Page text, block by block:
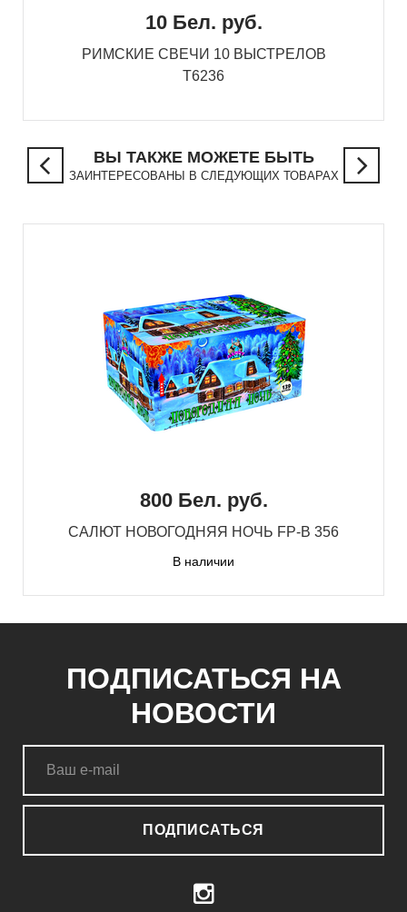
10 Бел. руб.
РИМСКИЕ СВЕЧИ 10 ВЫСТРЕЛОВ
T6236
ВЫ ТАКЖЕ МОЖЕТЕ БЫТЬ
ЗАИНТЕРЕСОВАНЫ В СЛЕДУЮЩИХ ТОВАРАХ
800 Бел. руб.
САЛЮТ НОВОГОДНЯЯ НОЧЬ FP-B 356
В наличии
ПОДПИСАТЬСЯ НА
НОВОСТИ
ПОДПИСАТЬСЯ